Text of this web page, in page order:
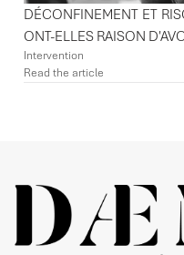
DÉCONFINEMENT ET
ONT-ELLES RAISON
Intervention
Read the article